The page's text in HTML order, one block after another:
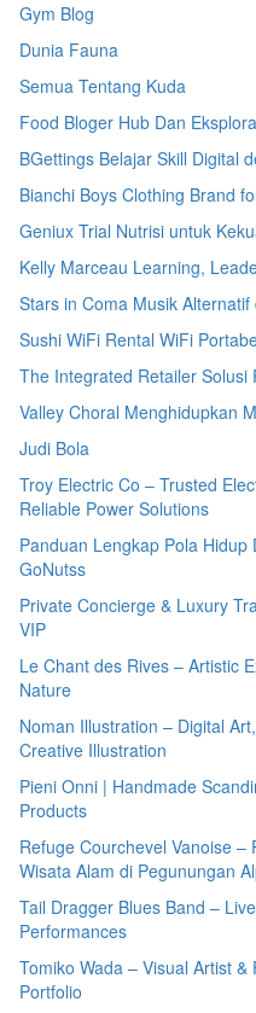
Gym Blog
Dunia Fauna
Semua Tentang Kuda
Food Bloger Hub Dan
BGettings Belajar Skill Digital
Bianchi Boys Clothing Brand
Geniux Trial Nutrisi untuk
Kelly Marceau Learning,
Stars in Coma Musik
Sushi WiFi Rental WiFi
The Integrated Retailer Solusi
Valley Choral Menghidupkan
Judi Bola
Troy Electric Co – Trusted
Reliable Power Solutions
Panduan Lengkap Pola
GoNutss
Private Concierge & Luxury
VIP
Le Chant des Rives – Artistic
Nature
Noman Illustration – Digital
Creative Illustration
Pieni Onni | Handmade
Products
Refuge Courchevel Vanoise –
Wisata Alam di Pegunungan
Tail Dragger Blues Band –
Performances
Tomiko Wada – Visual Artist
Portfolio